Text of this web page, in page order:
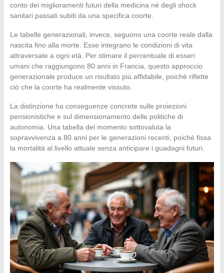
conto dei miglioramenti futuri della medicina né degli shock
sanitari passati subiti da una specifica coorte.
Le tabelle generazionali, invece, seguono una coorte reale dalla
nascita fino alla morte. Esse integrano le condizioni di vita
attraversate a ogni età. Per stimare il percentuale di esseri
umani che raggiungono 80 anni in Francia, questo approccio
generazionale produce un risultato più affidabile, poiché riflette
ciò che la coorte ha realmente vissuto.
La distinzione ha conseguenze concrete sulle proiezioni
pensionistiche e sul dimensionamento delle politiche di
autonomia. Una tabella del momento sottovaluta la
sopravvivenza a 80 anni per le generazioni recenti, poiché fissa
la mortalità al livello attuale senza anticipare i guadagni futuri.